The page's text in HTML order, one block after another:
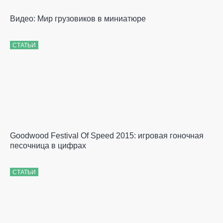
Видео: Мир грузовиков в миниатюре
СТАТЬИ
Goodwood Festival Of Speed 2015: игровая гоночная
песочница в цифрах
СТАТЬИ